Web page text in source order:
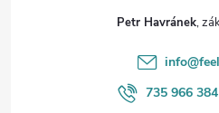
Petr Havránek
info@
735 966